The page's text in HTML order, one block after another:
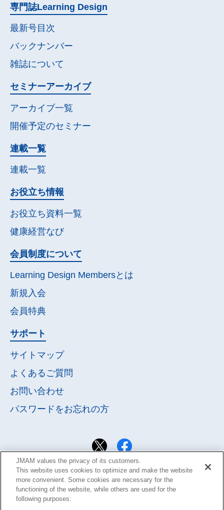
専門誌Learning Design
最新号目次
バックナンバー
雑誌について
セミナーアーカイブ
アーカイブ一覧
開催予定のセミナー
連載一覧
連載一覧
お役立ち情報
お役立ち資料一覧
健康経営なび
会員制度について
Learning Design Membersとは
新規入会
会員特典
サポート
サイトマップ
よくあるご質問
お問い合わせ
パスワードをお忘れの方
JMAM values the privacy of its customers.
This website uses cookies to optimize and make the website
more convenient. Some cookies are necessary for the
functioning of the website, while others are used for the
following purposes: